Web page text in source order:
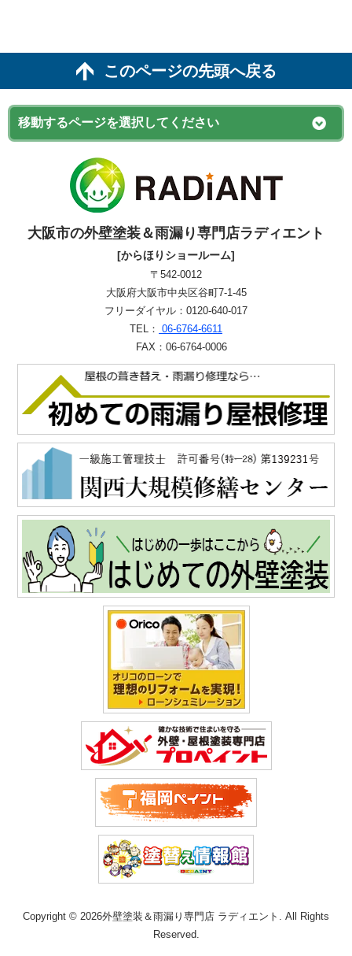
このページの先頭へ戻る
大阪市の外壁塗装＆雨漏り専門店ラディエント
[からほりショールーム]
〒542-0012
大阪府大阪市中央区谷町7-1-45
フリーダイヤル：0120-640-017
TEL： 06-6764-6611
FAX：06-6764-0006
Copyright © 2026外壁塗装＆雨漏り専門店 ラディエント. All Rights
Reserved.